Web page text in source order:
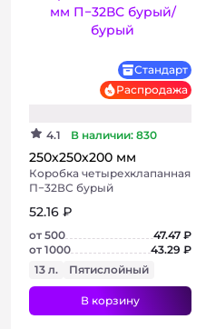
+ 2 фото
Стандарт
Распродажа
4.1 В наличии: 830
250х250х200 мм
Коробка четырехклапанная
П−32ВС бурый
52.16 ₽
от 500
47.47 ₽
от 1000
43.29 ₽
13 л.
Пятислойный
В корзину